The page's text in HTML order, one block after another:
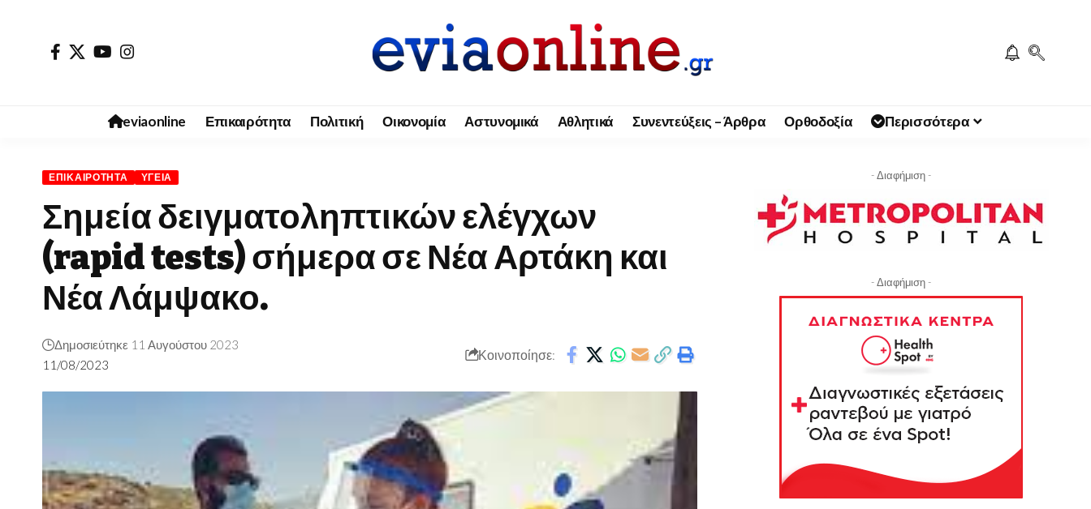
eviaonline Επικαιρότητα Πολιτική Οικονομία Αστυνομικά Αθλητικά Συνεντεύξεις – Άρθρα Ορθοδοξία Περισσότερα
ΕΠΙΚΑΙΡΌΤΗΤΑ ΥΓΕΊΑ
Σημεία δειγματοληπτικών ελέγχων
(rapid tests) σήμερα σε Νέα Αρτάκη και
Νέα Λάμψακο.
11/08/2023
Δημοσιεύτηκε 11 Αυγούστου 2023
Κοινοποίησε:
- Διαφήμιση -
- Διαφήμιση -